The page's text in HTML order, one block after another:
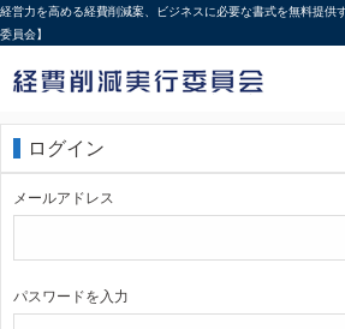
経営力を高める経費削減案、ビジネスに必要な書式を無料提供
委員会】
ログイン
メールアドレス
パスワードを入力